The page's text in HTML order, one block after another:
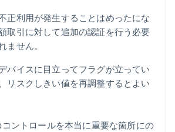
正利用が発生することはめったにな
取引に対して追加の認証を行う必要
ません。
バイスに目立ってフラグが立ってい
リスクしきい値を再調整するとよい
ントロールを本当に重要な箇所にの